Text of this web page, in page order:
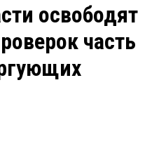
Рейтинги
Блоги
Архив
освободят
часть